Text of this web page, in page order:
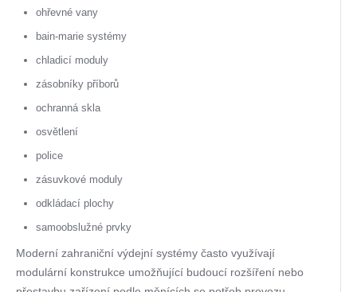
ohřevné vany
bain-marie systémy
chladicí moduly
zásobníky příborů
ochranná skla
osvětlení
police
zásuvkové moduly
odkládací plochy
samoobslužné prvky
Moderní zahraniční výdejní systémy často využívají
modulární konstrukce umožňující budoucí rozšíření nebo